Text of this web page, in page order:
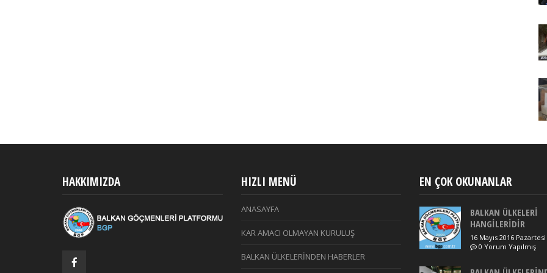
HAKKIMIZDA HIZLI MENÜ
ANASAYFA
KAR AMACI OLMAYAN KURULUŞ
BALKAN ÜLKELERİNDEN HABERLER
EN ÇOK OKUNANLAR
BALKAN ÜLKELERİ
HANGİLERİDİR
16 Mayıs 2016 Pazartesi
0 Yorum Yapılmış